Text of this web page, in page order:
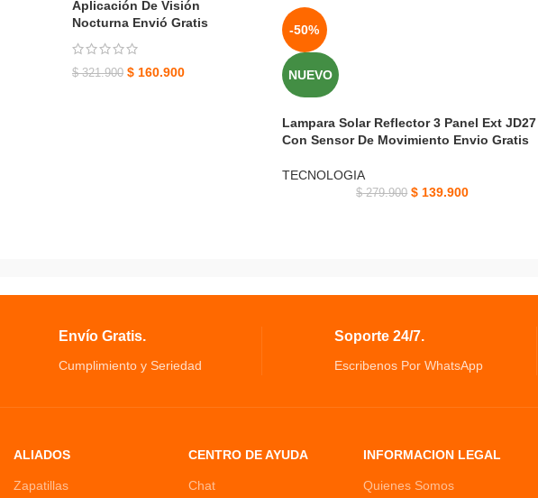
Aplicación De Visión
Nocturna Envió Gratis
$321.900 $ 160.900
-50%
NUEVO
Lampara Solar Reflector 3 Panel Ext JD27
Con Sensor De Movimiento Envio Gratis
TECNOLOGIA
$279.900 $ 139.900
Envío Gratis.
Cumplimiento y Seriedad
Soporte 24/7.
Escribenos Por WhatsApp
ALIADOS
Zapatillas
CENTRO DE AYUDA
Chat
INFORMACION LEGAL
Quienes Somos